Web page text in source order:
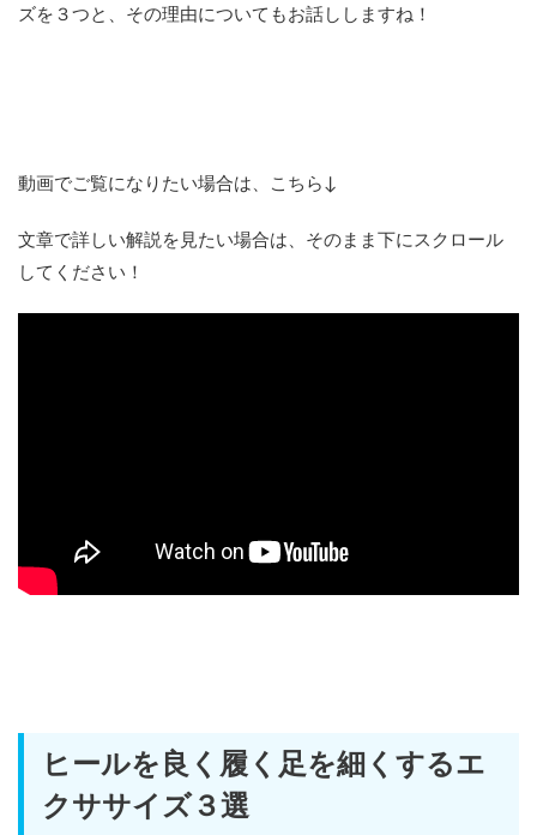
ズを３つと、その理由についてもお話ししますね！
動画でご覧になりたい場合は、こちら↓
文章で詳しい解説を見たい場合は、そのまま下にスクロール
してください！
ヒールを良く履く足を細くするエ
クササイズ３選